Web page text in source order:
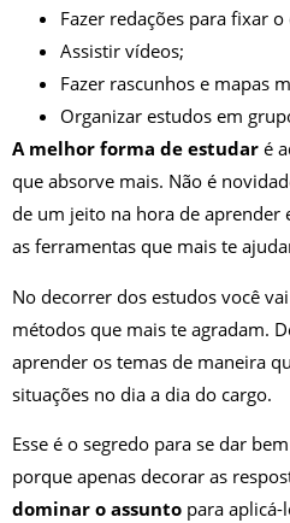
Fazer redações para fixar
Assistir vídeos;
Fazer rascunhos e mapas
Organizar estudos em
A melhor forma de estudar é
que absorve mais. Não é
de um jeito na hora de aprender
as ferramentas que mais te
No decorrer dos estudos você
métodos que mais te agradam.
aprender os temas de maneira
situações no dia a dia do cargo.
Esse é o segredo para se dar
porque apenas decorar as
dominar o assunto para